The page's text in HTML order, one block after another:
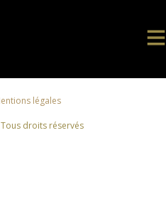
légales
droits réservés